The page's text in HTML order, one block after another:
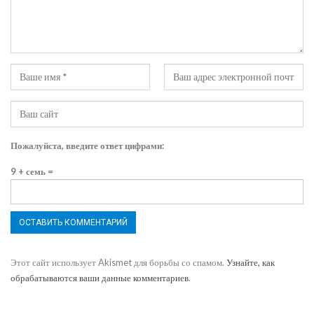
Пожалуйста, введите ответ цифрами:
9 + семь =
Этот сайт использует Akismet для борьбы со спамом. Узнайте, как
обрабатываются ваши данные комментариев.